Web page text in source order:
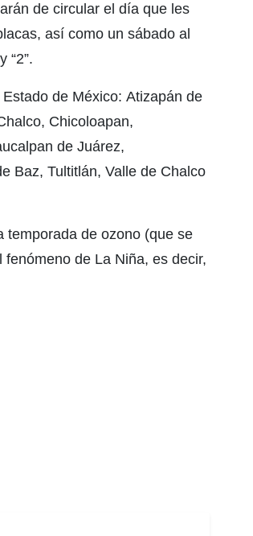
de circular el día que les
así como un sábado al
“2”.
de México: Atizapán de
Chicoloapan,
de Juárez,
Baz, Tultitlán, Valle de Chalco
temporada de ozono (que se
de La Niña, es decir,